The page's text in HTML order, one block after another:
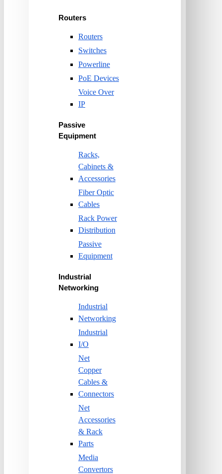
Routers
Routers
Switches
Powerline
PoE Devices
Voice Over
IP
Passive
Equipment
Racks,
Cabinets &
Accessories
Fiber Optic
Cables
Rack Power
Distribution
Passive
Equipment
Industrial
Networking
Industrial
Networking
Industrial
I/O
Net
Copper
Cables &
Connectors
Net
Accessories
& Rack
Parts
Media
Convertors